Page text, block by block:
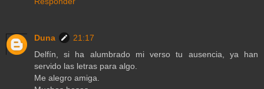
Duna
21:17
Delfín, si ha alumbrado mi verso tu ausencia, ya han
servido las letras para algo.
Me alegro amiga.